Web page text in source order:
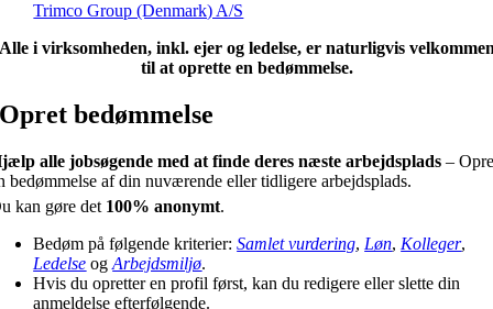
Trimco Group (Denmark) A/S
i virksomheden, inkl. ejer og ledelse, er naturligvis
til at oprette en bedømmelse.
Opret bedømmelse
alle jobsøgende med at finde deres næste arbejdsplads –
bedømmelse af din nuværende eller tidligere arbejdsplads.
kan gøre det 100% anonymt.
Bedøm på følgende kriterier:Samlet vurdering, Løn, Kolleger,
Ledelse ogArbejdsmiljø.
Hvis du opretter en profil først, kan du redigere eller slette din
anmeldelse efterfølgende.